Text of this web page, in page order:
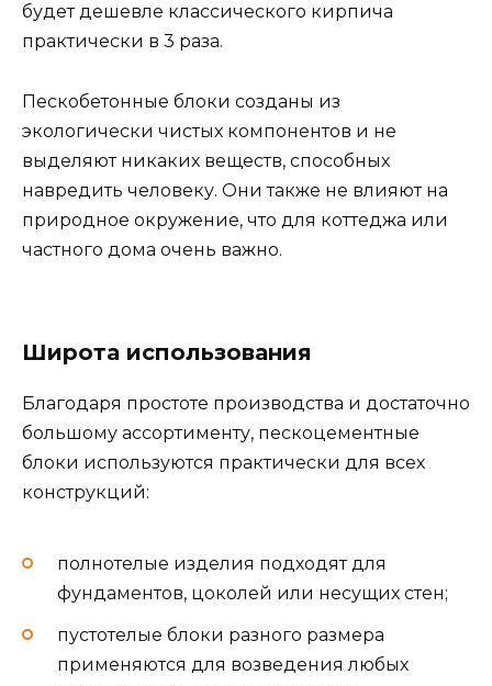
будет дешевле классического кирпича
практически в 3 раза.
Пескобетонные блоки созданы из
экологически чистых компонентов и не
выделяют никаких веществ, способных
навредить человеку. Они также не влияют на
природное окружение, что для коттеджа или
частного дома очень важно.
Широта использования
Благодаря простоте производства и достаточно
большому ассортименту, пескоцементные
блоки используются практически для всех
конструкций:
полнотелые изделия подходят для
фундаментов, цоколей или несущих стен;
пустотелые блоки разного размера
применяются для возведения любых